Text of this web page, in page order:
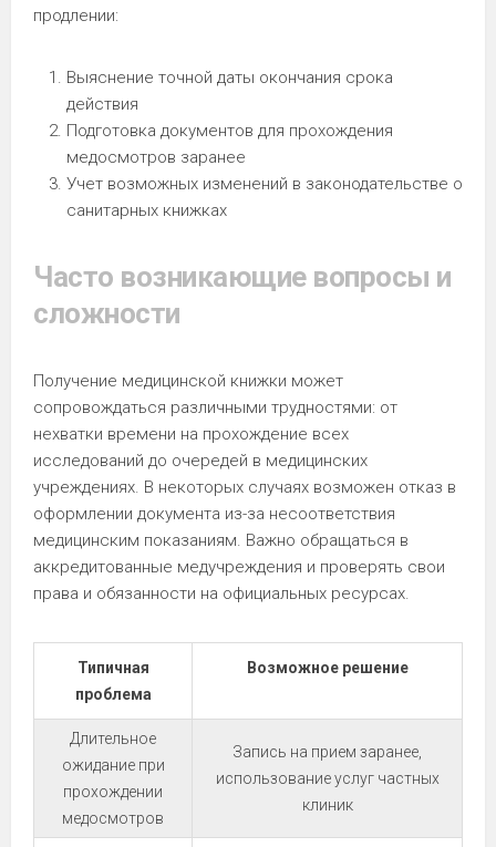
продлении:
Выяснение точной даты окончания срока
действия
Подготовка документов для прохождения
медосмотров заранее
Учет возможных изменений в законодательстве о
санитарных книжках
Часто возникающие вопросы и
сложности
Получение медицинской книжки может
сопровождаться различными трудностями: от
нехватки времени на прохождение всех
исследований до очередей в медицинских
учреждениях. В некоторых случаях возможен отказ в
оформлении документа из-за несоответствия
медицинским показаниям. Важно обращаться в
аккредитованные медучреждения и проверять свои
права и обязанности на официальных ресурсах.
Типичная
проблема
Возможное решение
Длительное
ожидание при
прохождении
медосмотров
Запись на прием заранее,
использование услуг частных
клиник